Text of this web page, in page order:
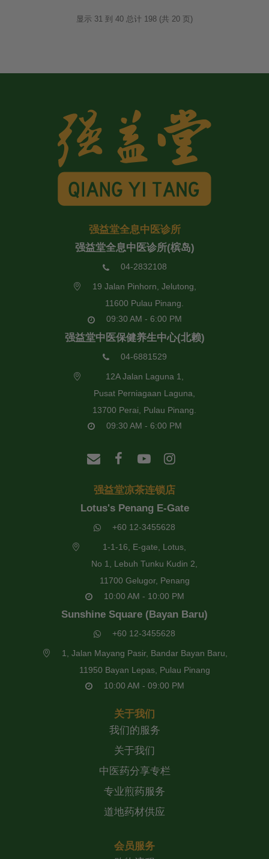
显示 31 到 40 总计 198 (共 20 页)
强益堂全息中医诊所
强益堂全息中医诊所(槟岛)
04-2832108
19 Jalan Pinhorn, Jelutong,
11600 Pulau Pinang.
09:30 AM - 6:00 PM
强益堂中医保健养生中心(北赖)
04-6881529
12A Jalan Laguna 1,
Pusat Perniagaan Laguna,
13700 Perai, Pulau Pinang.
09:30 AM - 6:00 PM
强益堂凉茶连锁店
Lotus's Penang E-Gate
+60 12-3455628
1-1-16, E-gate, Lotus,
No 1, Lebuh Tunku Kudin 2,
11700 Gelugor, Penang
10:00 AM - 10:00 PM
Sunshine Square (Bayan Baru)
+60 12-3455628
1, Jalan Mayang Pasir, Bandar Bayan Baru,
11950 Bayan Lepas, Pulau Pinang
10:00 AM - 09:00 PM
关于我们
我们的服务
关于我们
中医药分享专栏
专业煎药服务
道地药材供应
会员服务